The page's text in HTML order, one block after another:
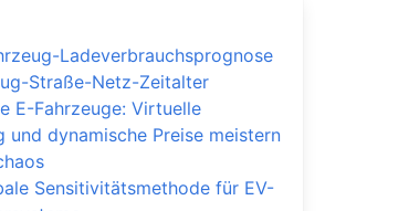
Ladeverbrauchsprognose
Straße-Netz-Zeitalter
E-Fahrzeuge: Virtuelle
und dynamische Preise meistern
Sensitivitätsmethode für EV-